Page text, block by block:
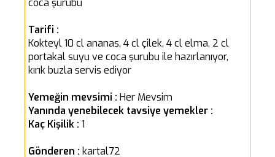
coca şurubu
Tarifi :
Kokteyl 10 cl ananas, 4 cl çilek, 4 cl elma, 2 cl
portakal suyu ve coca şurubu ile hazırlanıyor,
kırık buzla servis ediyor
Yemeğin mevsimi : Her Mevsim
Yanında yenebilecek tavsiye yemekler :
Kaç Kişilik : 1
Gönderen : kartal72